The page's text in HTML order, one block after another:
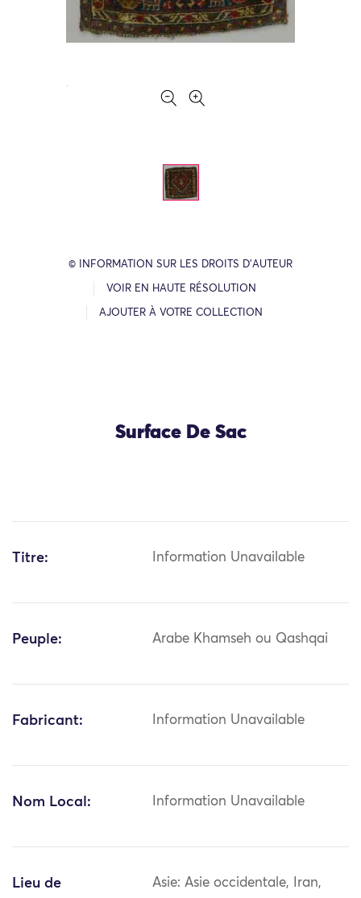
© INFORMATION SUR LES DROITS D’AUTEUR
VOIR EN HAUTE RÉSOLUTION
AJOUTER À VOTRE COLLECTION
Surface De Sac
Titre: Information Unavailable
Peuple: Arabe Khamseh ou Qashqai
Fabricant: Information Unavailable
Nom Local: Information Unavailable
Lieu de
Asie: Asie occidentale, Iran,